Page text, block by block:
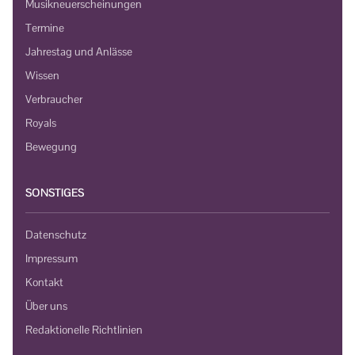
Musikneuerscheinungen
Termine
Jahrestag und Anlässe
Wissen
Verbraucher
Royals
Bewegung
SONSTIGES
Datenschutz
Impressum
Kontakt
Über uns
Redaktionelle Richtlinien